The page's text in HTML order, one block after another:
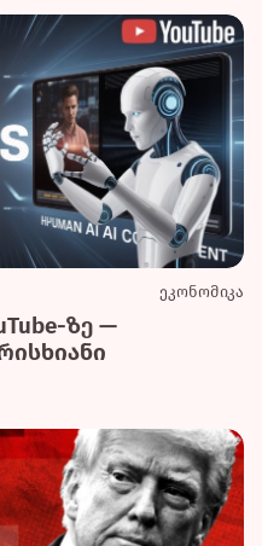
ეკონომიკა
ზე —